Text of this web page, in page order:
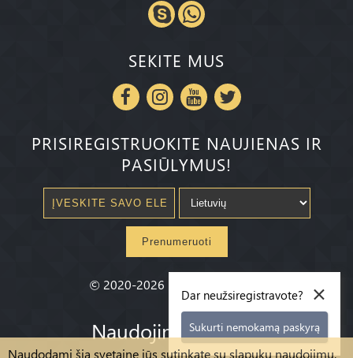
Naudodami šią svetainę jūs sutinkate su slapukų naudojimu,
SEKITE MUS
PRISIREGISTRUOKITE NAUJIENAS IR
PASIŪLYMUS!
Prenumeruoti
© 2020-2026
Naudojimo sąlygos
×
Dar neužsiregistravote?
Sukurti nemokamą paskyrą